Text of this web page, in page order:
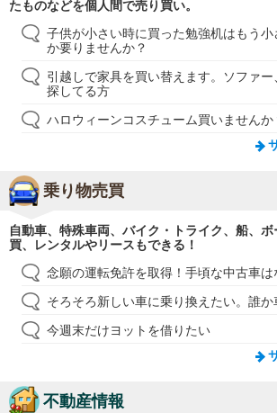
たものなどを個人間で売り買い。
子供が小さい時に買った勉強机はもう
か要りませんか？
引越しで家具を買い替えます。ソファ
探してる方
ハロウィーンコスチューム買いませんか
乗り物売買
自動車、特殊車両、バイク・トライク、船、
買、レンタルやリースもできる！
念願の運転免許を取得！手頃な中古車は
そろそろ新しい車に乗り換えたい。誰か
今週末だけヨットを借りたい
不動産情報